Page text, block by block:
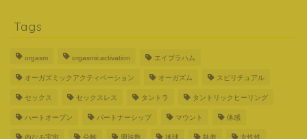
Tags
orgasm orgasmicactivation エイブラハム
オーガズミックアクティベーション オーガズム スピリチュアル
セックス セックスレス タントラ タントリックヒーリング
ハートオープン パートナーシップ マウント 体感